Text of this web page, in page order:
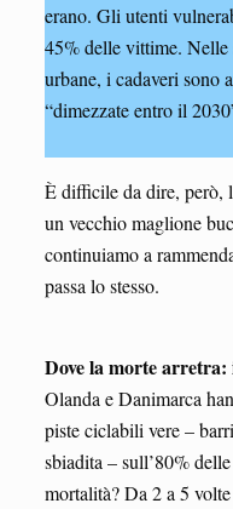
erano. Gli utenti
45% delle vittime. Nelle
urbane, i cadaveri sono
“dimezzate entro il
È difficile da dire, però,
un vecchio maglione
continuiamo a
passa lo stesso.
Dove la morte
Olanda e Danimarca
piste ciclabili vere –
sbiadita – sull’80%
mortalità? Da 2 a 5